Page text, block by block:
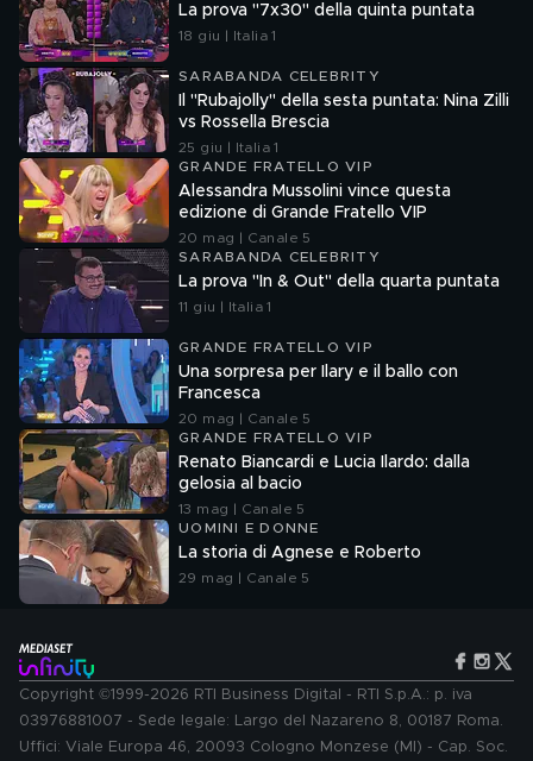
La prova "7x30" della quinta puntata
18 giu | Italia 1
SARABANDA CELEBRITY
Il "Rubajolly" della sesta puntata: Nina Zilli
vs Rossella Brescia
25 giu | Italia 1
GRANDE FRATELLO VIP
Alessandra Mussolini vince questa
edizione di Grande Fratello VIP
20 mag | Canale 5
SARABANDA CELEBRITY
La prova "In & Out" della quarta puntata
11 giu | Italia 1
GRANDE FRATELLO VIP
Una sorpresa per Ilary e il ballo con
Francesca
20 mag | Canale 5
GRANDE FRATELLO VIP
Renato Biancardi e Lucia Ilardo: dalla
gelosia al bacio
13 mag | Canale 5
UOMINI E DONNE
La storia di Agnese e Roberto
29 mag | Canale 5
Copyright ©1999-2026 RTI Business Digital - RTI S.p.A.: p. iva
03976881007 - Sede legale: Largo del Nazareno 8, 00187 Roma.
Uffici: Viale Europa 46, 20093 Cologno Monzese (MI) - Cap. Soc.